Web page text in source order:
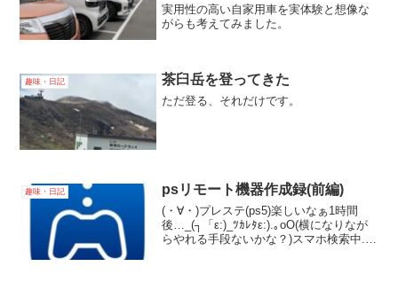
実用性の高い自家用車を実体験と想像な
がらも考えてみました。
趣味・日記 茶臼岳を登ってきた
ただ登る、それだけです。
趣味・日記 psリモート機器作成録(前編)
(・∀・)プレステ(ps5)楽しいなぁ1時間
後…_(┐「ε:)_ﾂｶﾚﾀε:).｡oO(横になりなが
らやれる手段ないかな？)スマホ検索中...(